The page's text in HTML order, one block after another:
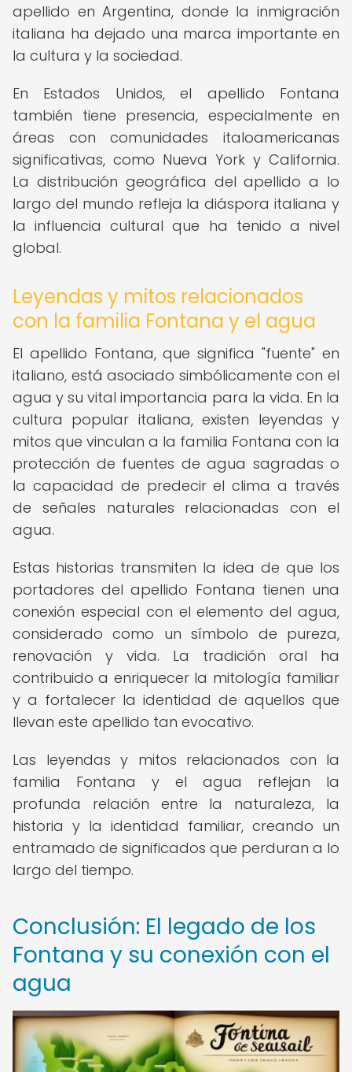
apellido en Argentina, donde la inmigración
italiana ha dejado una marca importante en
la cultura y la sociedad.
En Estados Unidos, el apellido Fontana
también tiene presencia, especialmente en
áreas con comunidades italoamericanas
significativas, como Nueva York y California.
La distribución geográfica del apellido a lo
largo del mundo refleja la diáspora italiana y
la influencia cultural que ha tenido a nivel
global.
Leyendas y mitos relacionados
con la familia Fontana y el agua
El apellido Fontana, que significa "fuente" en
italiano, está asociado simbólicamente con el
agua y su vital importancia para la vida. En la
cultura popular italiana, existen leyendas y
mitos que vinculan a la familia Fontana con la
protección de fuentes de agua sagradas o
la capacidad de predecir el clima a través
de señales naturales relacionadas con el
agua.
Estas historias transmiten la idea de que los
portadores del apellido Fontana tienen una
conexión especial con el elemento del agua,
considerado como un símbolo de pureza,
renovación y vida. La tradición oral ha
contribuido a enriquecer la mitología familiar
y a fortalecer la identidad de aquellos que
llevan este apellido tan evocativo.
Las leyendas y mitos relacionados con la
familia Fontana y el agua reflejan la
profunda relación entre la naturaleza, la
historia y la identidad familiar, creando un
entramado de significados que perduran a lo
largo del tiempo.
Conclusión: El legado de los
Fontana y su conexión con el
agua